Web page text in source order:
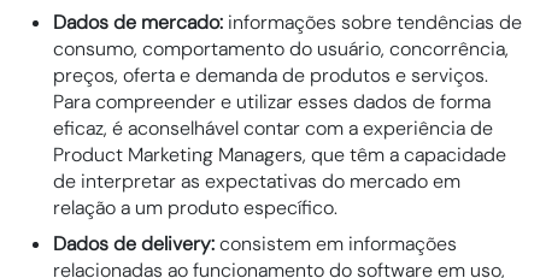
Dados de mercado: informações sobre tendências de
consumo, comportamento do usuário, concorrência,
preços, oferta e demanda de produtos e serviços.
Para compreender e utilizar esses dados de forma
eficaz, é aconselhável contar com a experiência de
Product Marketing Managers, que têm a capacidade
de interpretar as expectativas do mercado em
relação a um produto específico.
Dados de delivery:consistem em informações
relacionadas ao funcionamento do software em uso,